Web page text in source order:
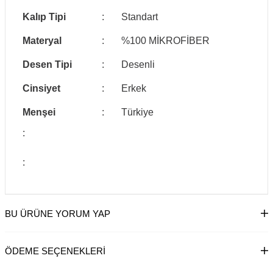
Kalıp Tipi : Standart
Materyal : %100 MİKROFİBER
Desen Tipi : Desenli
Cinsiyet : Erkek
Menşei :
Türkiye
:
:
BU ÜRÜNE YORUM YAP
ÖDEME SEÇENEKLERI